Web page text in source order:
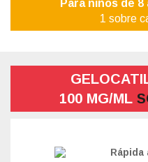
Para niños de 8
1 sobre
100 MG/ML
Rápida